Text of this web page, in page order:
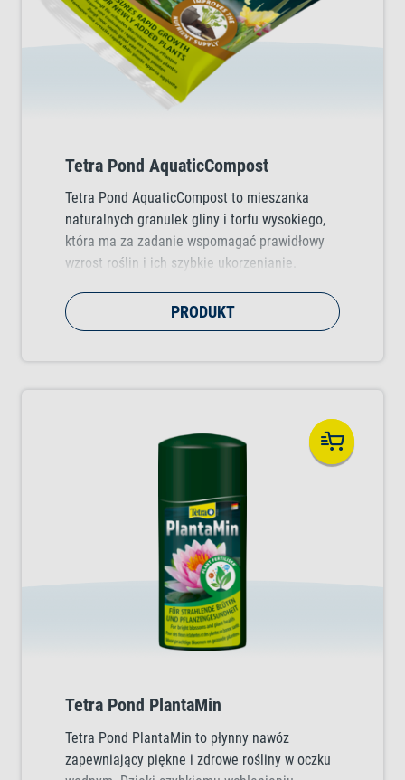
Tetra Pond AquaticCompost
Tetra Pond AquaticCompost to mieszanka
naturalnych granulek gliny i torfu wysokiego,
która ma za zadanie wspomagać prawidłowy
wzrost roślin i ich szybkie ukorzenianie.
PRODUKT
Tetra Pond PlantaMin
Tetra Pond PlantaMin to płynny nawóz
zapewniający piękne i zdrowe rośliny w oczku